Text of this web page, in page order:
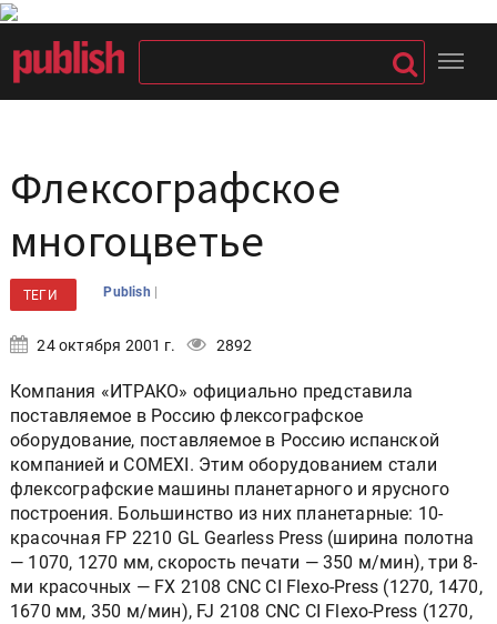
Флексографское
многоцветье
ТЕГИ Publish |
24 октября 2001 г. 2892
Компания «ИТРАКО» официально представила
поставляемое в Россию флексографское
оборудование, поставляемое в Россию испанской
компанией и COMEXI. Этим оборудованием стали
флексографские машины планетарного и ярусного
построения. Большинство из них планетарные: 10-
красочная FP 2210 GL Gearless Press (ширина полотна
— 1070, 1270 мм, скорость печати — 350 м/мин), три 8-
ми красочных — FX 2108 CNC CI Flexo-Press (1270, 1470,
1670 мм, 350 м/мин), FJ 2108 CNC CI Flexo-Press (1270,